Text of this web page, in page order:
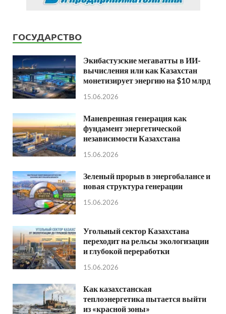
ГОСУДАРСТВО
Экибастузские мегаватты в ИИ-
вычисления или как Казахстан
монетизирует энергию на $10 млрд
15.06.2026
Маневренная генерация как
фундамент энергетической
независимости Казахстана
15.06.2026
Зеленый прорыв в энергобалансе и
новая структура генерации
15.06.2026
Угольный сектор Казахстана
переходит на рельсы экологизации
и глубокой переработки
15.06.2026
Как казахстанская
теплоэнергетика пытается выйти
из «красной зоны»